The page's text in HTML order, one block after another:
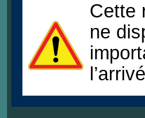
Cette
ne